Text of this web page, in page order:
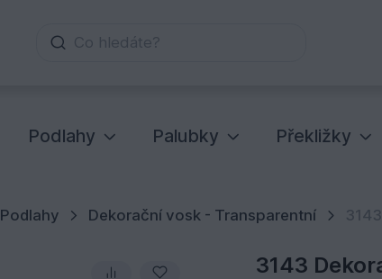
Co hledáte?
Podlahy Palubky Překližky
Podlahy Dekorační vosk - Transparentní
3143